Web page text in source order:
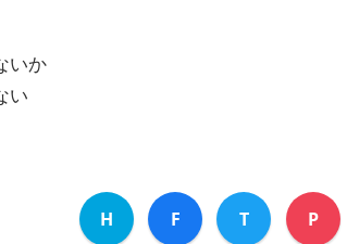
いか
い
H F T P